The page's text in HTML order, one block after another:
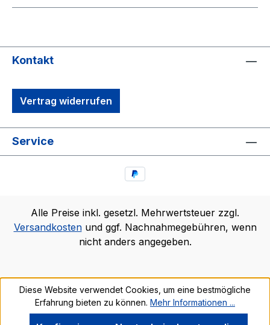
Kontakt
Vertrag widerrufen
Service
Alle Preise inkl. gesetzl. Mehrwertsteuer zzgl.
Versandkostenund ggf. Nachnahmegebühren, wenn
nicht anders angegeben.
Diese Website verwendet Cookies, um eine bestmögliche
Erfahrung bieten zu können. Mehr Informationen ...